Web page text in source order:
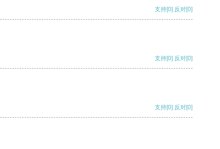
支持[0] 反对[0]
支持[0] 反对[0]
支持[0] 反对[0]